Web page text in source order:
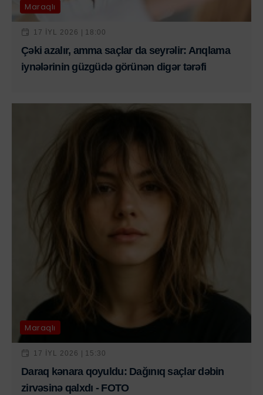
Maraqlı
17 IYL 2026 | 18:00
Çəki azalır, amma saçlar da seyrəlir: Arıqlama
iynələrinin güzgüdə görünən digər tərəfi
Maraqlı
17 IYL 2026 | 15:30
Daraq kənara qoyuldu: Dağınıq saçlar dəbin
zirvəsinə qalxdı - FOTO